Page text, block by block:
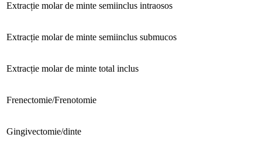
Extracție molar de minte semiinclus intraosos
Extracție molar de minte semiinclus submucos
Extracție molar de minte total inclus
Frenectomie/Frenotomie
Gingivectomie/dinte